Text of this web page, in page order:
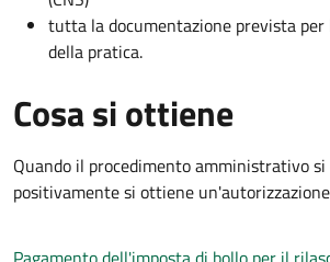
tutta la documentazione prevista per
della pratica.
Cosa si ottiene
Quando il procedimento amministrativo si
positivamente si ottiene